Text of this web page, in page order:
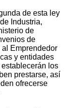
de esta ley
Industria,
de
de
Emprendedor
y entidades
los
prestarse, así
ofrecerse